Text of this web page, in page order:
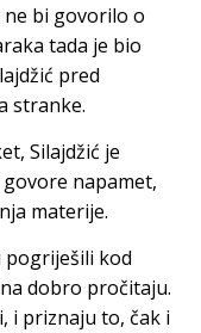
bi govorilo o
tada je bio
pred
stranke.
Silajdžić je
napamet,
materije.
pogriješili kod
dobro pročitaju.
i priznaju to, čak i